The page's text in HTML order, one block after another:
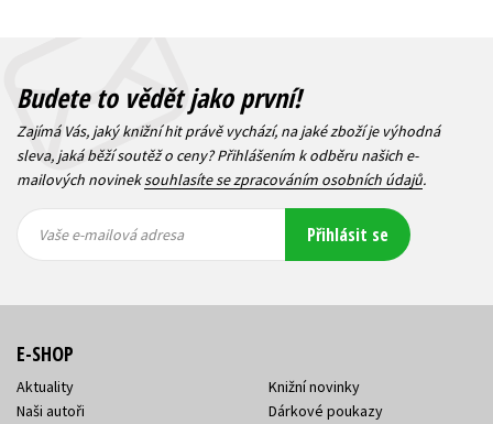
Budete to vědět jako první!
Zajímá Vás, jaký knižní hit právě vychází, na jaké zboží je výhodná
sleva, jaká běží soutěž o ceny? Přihlášením k odběru našich e-
mailových novineksouhlasíte se zpracováním osobních údajů.
mailová
mailová
Vaše e-mailová adresa Přihlásit se
E-SHOP
Aktuality
Naši autoři
Knižní novinky
Dárkové poukazy